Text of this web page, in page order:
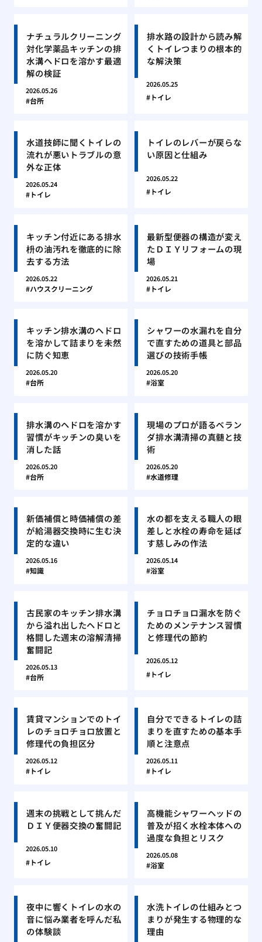
ナチュラルクリーニング
対化学薬品キッチンの排
水溝ヘドロを溶かす最適
解の検証
2026.05.26
台所
排水路の設計から読み解
くトイレつまりの根本的
な解決策
2026.05.25
トイレ
水道技師に聞くトイレの
流れが悪いトラブルの意
外な正体
2026.05.24
トイレ
トイレのレバーが戻らな
い原因と仕組み
2026.05.22
トイレ
キッチン付近にある排水
枡の油汚れを徹底的に除
去する方法
2026.05.22
ハウスクリーニング
最新型便器の構造が変え
たＤＩＹリフォームの現
場
2026.05.21
トイレ
キッチン排水溝のヘドロ
を溶かして詰まりを未然
に防ぐ知恵
2026.05.20
台所
シャワーの水漏れを自分
で直すための道具と部品
選びの技術手帳
2026.05.20
浴室
排水溝のヘドロを溶かす
習慣がキッチンの臭いを
消した話
2026.05.20
台所
現場のプロが語るベラン
ダ排水溝清掃の真髄と技
術
2026.05.20
水道修理
新価補償と時価補償の差
が給湯器交換時に生む決
定的な違い
2026.05.16
知識
水の都を支える職人の眼
差しと水栓の寿命を延ば
す慈しみの作法
2026.05.14
浴室
古民家のキッチン排水溝
から溢れ出したヘドロと
格闘した週末の溶解清掃
奮闘記
2026.05.13
台所
チョロチョロ漏水を防ぐ
ためのメンテナンス習慣
と修理代の節約
2026.05.12
トイレ
賃貸マンションでのトイ
レのチョロチョロ放置と
修理代の負担区分
2026.05.12
トイレ
自分でできるトイレの詰
まりを直すための基本手
順と注意点
2026.05.11
トイレ
週末の挑戦として挑んだ
ＤＩＹ便器交換の奮闘記
2026.05.10
トイレ
高機能シャワーヘッドの
普及が招く水栓本体への
過度な負担とリスク
2026.05.08
浴室
夜中に響くトイレの水の
音に悩み業者を呼んだ私
の体験談
水洗トイレの仕組みとつ
まりが発生する物理的な
理由